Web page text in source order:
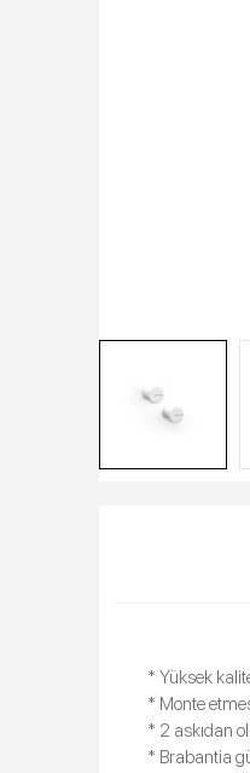
* Yüksek
* Monte
* 2 askıdan
* Brabantia